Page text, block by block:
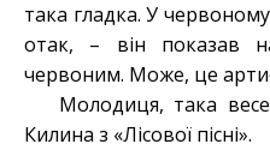
така гладка. У
отак, – він показав
червоним. Може, це
Молодиця, така
Килина з «Лісової пісні».